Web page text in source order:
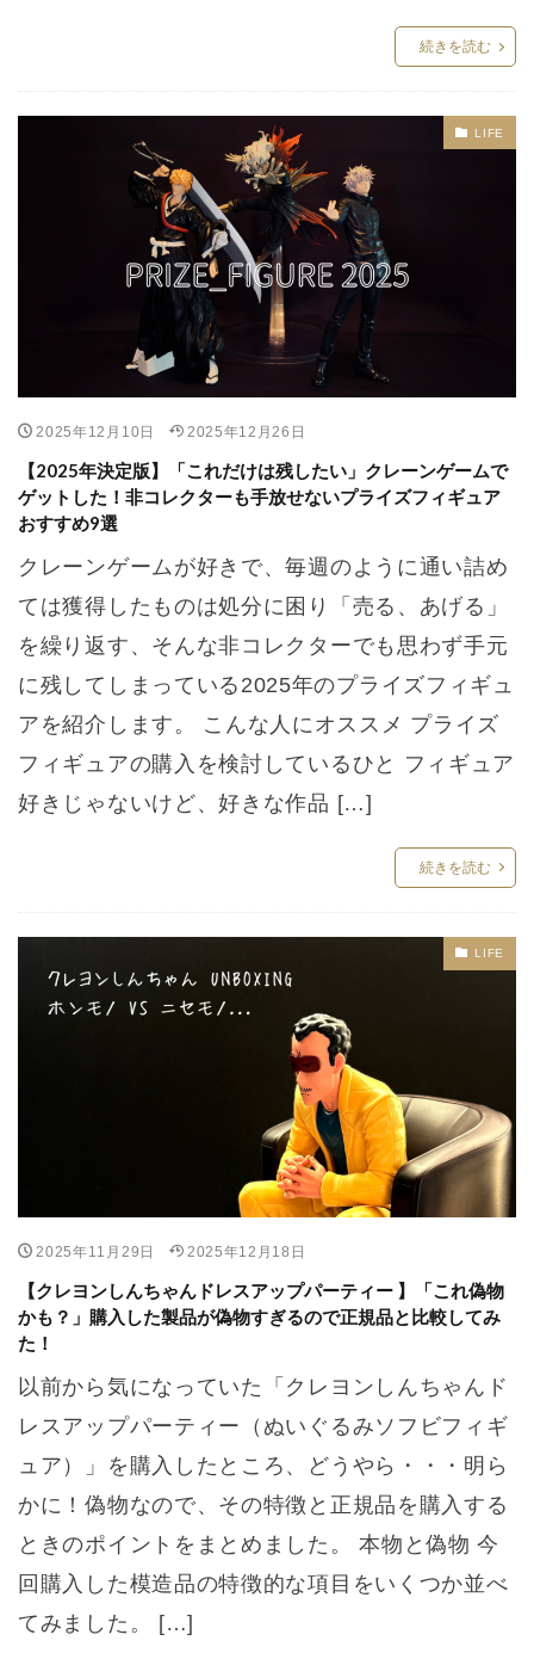
続きを読む
LIFE
2025年12月10日 2025年12月26日
【2025年決定版】「これだけは残したい」クレーンゲームで
ゲットした！非コレクターも手放せないプライズフィギュア
おすすめ9選
クレーンゲームが好きで、毎週のように通い詰め
ては獲得したものは処分に困り「売る、あげる」
を繰り返す、そんな非コレクターでも思わず手元
に残してしまっている2025年のプライズフィギュ
アを紹介します。 こんな人にオススメ プライズ
フィギュアの購入を検討しているひと フィギュア
好きじゃないけど、好きな作品 […]
続きを読む
LIFE
2025年11月29日 2025年12月18日
【クレヨンしんちゃんドレスアップパーティー 】「これ偽物
かも？」購入した製品が偽物すぎるので正規品と比較してみ
た！
以前から気になっていた「クレヨンしんちゃんド
レスアップパーティー（ぬいぐるみソフビフィギ
ュア）」を購入したところ、どうやら・・・明ら
かに！偽物なので、その特徴と正規品を購入する
ときのポイントをまとめました。 本物と偽物 今
回購入した模造品の特徴的な項目をいくつか並べ
てみました。 […]